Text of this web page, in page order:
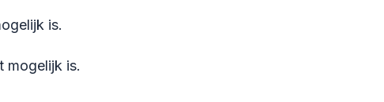
is.
mogelijk is.